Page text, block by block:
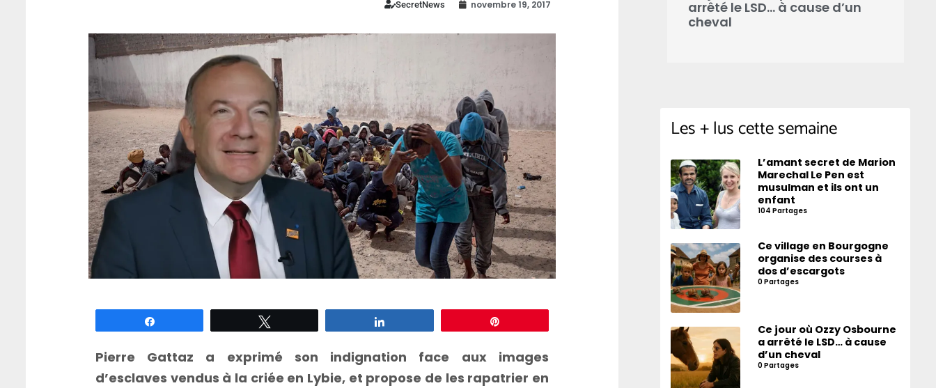
SecretNews novembre 19, 2017
Pierre Gattaz a exprimé son indignation face aux images
d’esclaves vendus à la criée en Lybie, et propose de les rapatrier en
arrêté le LSD… à cause d’un
cheval
Les + lus cette semaine
L’amant secret de Marion
Marechal Le Pen est
musulman et ils ont un
enfant
104 Partages
Ce village en Bourgogne
organise des courses à
dos d’escargots
0 Partages
Ce jour où Ozzy Osbourne
a arrêté le LSD… à cause
d’un cheval
0 Partages